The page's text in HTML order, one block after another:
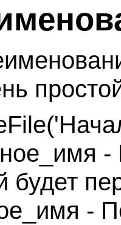
-
будет
-